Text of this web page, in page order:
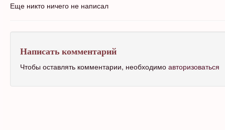
Еще никто ничего не написал
Написать комментарий
Чтобы оставлять комментарии, необходимо авторизоваться